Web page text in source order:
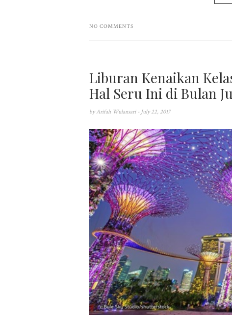
NO COMMENTS
Liburan Kenaikan
Hal Seru Ini di Bulan
by Arifah Wulansari - July 22, 2017